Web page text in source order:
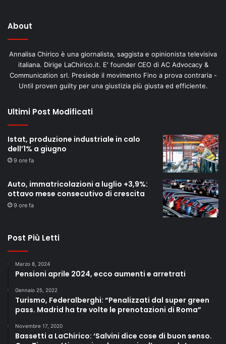
About
Annalisa Chirico è una giornalista, saggista e opinionista televisiva
italiana. Dirige LaChirico.it. E' founder CEO di AC Advocacy &
Communication srl. Presiede il movimento Fino a prova contraria -
Until proven guilty per una giustizia più giusta ed efficiente.
Ultimi Post Modificati
Istat, produzione industriale in calo
dell’1% a giugno
9 ore fa
Auto, immatricolazioni a luglio +3,9%:
ottavo mese consecutivo di crescita
9 ore fa
Post Più Letti
Marzo 8, 2024
Pensioni aprile 2024, ecco aumenti e arretrati
Gennaio 25, 2022
Turismo, Federalberghi: “Penalizzati dal super green
pass. Madrid ha tre volte le prenotazioni di Roma”
Novembre 17, 2020
Bassetti a LaChirico: ‘Salvini dice cose di buon senso.